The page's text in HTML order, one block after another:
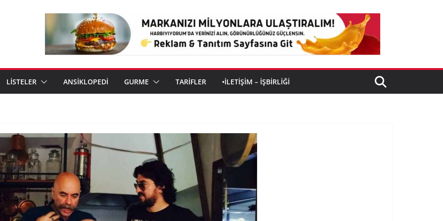
LİSTELER ANSİKLOPEDİ GURME TARİFLER •İLETIŞIM – İŞBIRLIĞI